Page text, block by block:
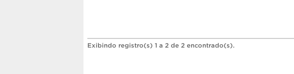
Exibindo registro(s) 1 a 2 de 2 encontrado(s).